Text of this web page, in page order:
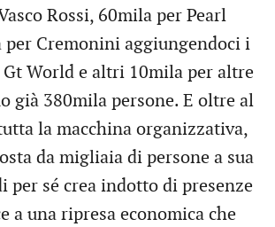
Rossi, 60mila per Pearl
per Cremonini aggiungendoci i
World e altri 10mila per altre
già 380mila persone. E oltre al
la macchina organizzativa,
da migliaia di persone a sua
per sé crea indotto di presenze
a una ripresa economica che